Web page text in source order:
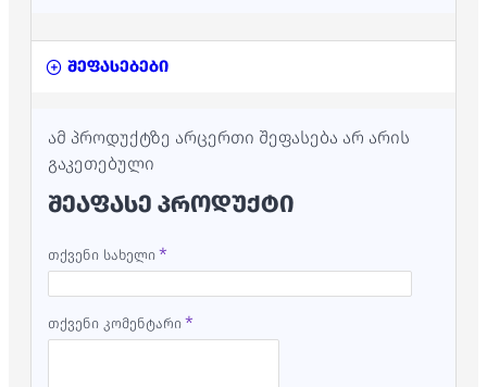
შეფასებები
ამ პროდუქტზე არცერთი შეფასება არ არის
გაკეთებული
ᲨᲔᲐᲤᲐᲡᲔ ᲞᲠᲝᲓᲣᲥᲢᲘ
თქვენი სახელი
თქვენი კომენტარი